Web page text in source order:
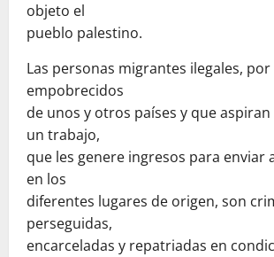
objeto el
pueblo palestino.
Las personas migrantes ilegales,
empobrecidos
de unos y otros países y que
un trabajo,
que les genere ingresos para enviar
en los
diferentes lugares de origen, son
perseguidas,
encarceladas y repatriadas en